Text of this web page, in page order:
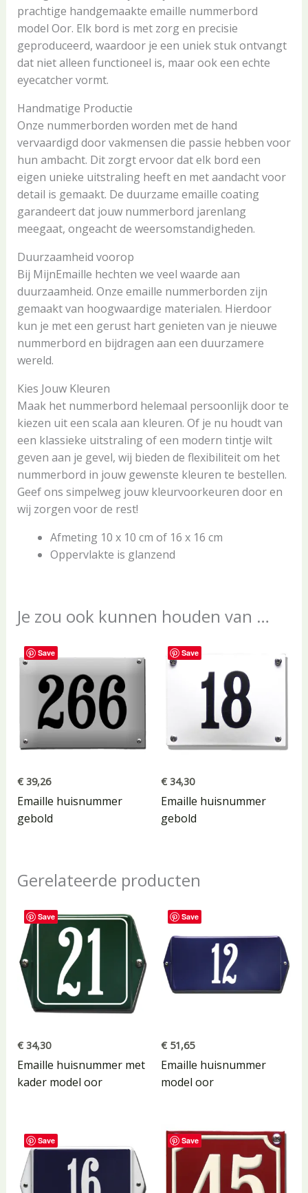
prachtige handgemaakte emaille nummerbord
model Oor. Elk bord is met zorg en precisie
geproduceerd, waardoor je een uniek stuk ontvangt
dat niet alleen functioneel is, maar ook een echte
eyecatcher vormt.
Handmatige Productie
Onze nummerborden worden met de hand
vervaardigd door vakmensen die passie hebben voor
hun ambacht. Dit zorgt ervoor dat elk bord een
eigen unieke uitstraling heeft en met aandacht voor
detail is gemaakt. De duurzame emaille coating
garandeert dat jouw nummerbord jarenlang
meegaat, ongeacht de weersomstandigheden.
Duurzaamheid voorop
Bij MijnEmaille hechten we veel waarde aan
duurzaamheid. Onze emaille nummerborden zijn
gemaakt van hoogwaardige materialen. Hierdoor
kun je met een gerust hart genieten van je nieuwe
nummerbord en bijdragen aan een duurzamere
wereld.
Kies Jouw Kleuren
Maak het nummerbord helemaal persoonlijk door te
kiezen uit een scala aan kleuren. Of je nu houdt van
een klassieke uitstraling of een modern tintje wilt
geven aan je gevel, wij bieden de flexibiliteit om het
nummerbord in jouw gewenste kleuren te bestellen.
Geef ons simpelweg jouw kleurvoorkeuren door en
wij zorgen voor de rest!
Afmeting 10 x 10 cm of 16 x 16 cm
Oppervlakte is glanzend
Je zou ook kunnen houden van …
Save
€39,26
Emaille huisnummer
gebold
Save
€ 34,30
Emaille huisnummer
gebold
Gerelateerde producten
Save
€34,30
Emaille huisnummer met
kader model oor
Save
€ 51,65
Emaille huisnummer
model oor
Save Save